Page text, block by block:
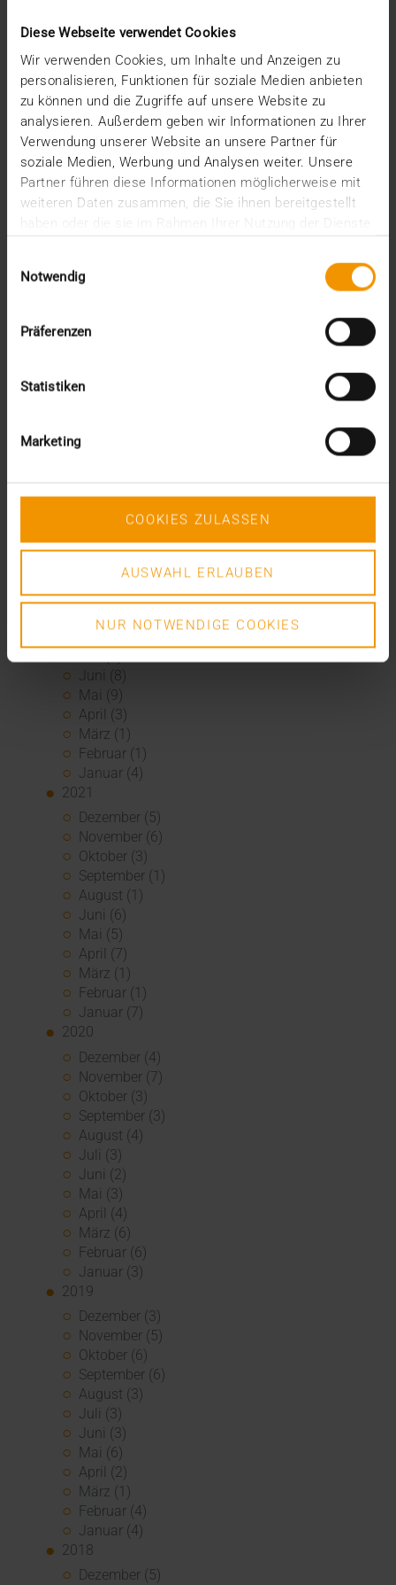
Diese Webseite verwendet Cookies
Wir verwenden Cookies, um Inhalte und Anzeigen zu
personalisieren, Funktionen für soziale Medien anbieten
zu können und die Zugriffe auf unsere Website zu
analysieren. Außerdem geben wir Informationen zu Ihrer
Verwendung unserer Website an unsere Partner für
soziale Medien, Werbung und Analysen weiter. Unsere
Partner führen diese Informationen möglicherweise mit
weiteren Daten zusammen, die Sie ihnen bereitgestellt
Notwendig
Präferenzen
Statistiken
Marketing
COOKIES ZULASSEN
AUSWAHL ERLAUBEN
NUR NOTWENDIGE COOKIES
Mai (2)
April (1)
März (2)
Februar (4)
Januar (2)
2024
Dezember (1)
November (1)
Oktober (3)
Mai (7)
Februar (3)
Dezember (5)
Oktober (3)
Mai (6)
April (4)
Februar (3)
Januar (3)
2022
Dezember (3)
Juni (8)
Mai (9)
April (3)
März (1)
Februar (1)
Januar (4)
2021
Dezember (5)
November (6)
Oktober (3)
September (1)
August (1)
Juni (6)
Mai (5)
April (7)
März (1)
Februar (1)
Januar (7)
2020
Dezember (4)
November (7)
Oktober (3)
September (3)
August (4)
Juli (3)
Juni (2)
Mai (3)
April (4)
März (6)
Februar (6)
Januar (3)
2019
Dezember (3)
November (5)
Oktober (6)
September (6)
August (3)
Juli (3)
Juni (3)
Mai (6)
April (2)
März (1)
Februar (4)
Januar (4)
2018
Dezember (5)